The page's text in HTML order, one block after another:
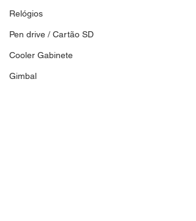
Relógios
Pen drive / Cartão SD
Cooler Gabinete
Gimbal